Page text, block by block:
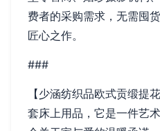
费者的采购需求，无需囤
匠心之作。
###
【少涵纺织品欧式贡缎提
套床上用品，它是一件艺